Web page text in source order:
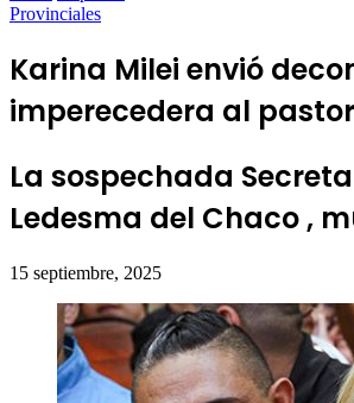
Provinciales
Karina Milei envió
imperecedera al
La sospechada
Ledesma del Chaco ,
15 septiembre, 2025